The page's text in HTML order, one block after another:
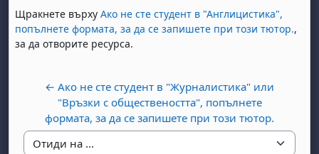
Щракнете върху Ако не сте студент в "Англицистика",
попълнете формата, за да се запишете при този тютор.,
за да отворите ресурса.
← Ако не сте студент в "Журналистика" или
"Връзки с обществеността", попълнете
формата, за да се запишете при този тютор.
Отиди на ...